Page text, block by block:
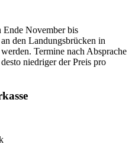
November bis
den Landungsbrücken in
Termine nach Absprache
niedriger der Preis pro